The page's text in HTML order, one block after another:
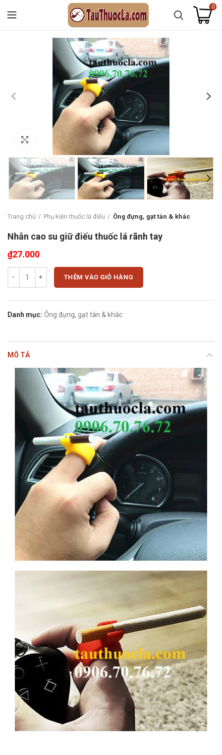
0
Trang chủ Phụ kiện thuốc lá điếu Ông đựng, gạt tàn & khác
Nhẫn cao su giữ điếu thuốc lá rãnh tay
₫27.000
Nhẫn cao su giữ điếu thuốc lá rãnh tay số lượng
THÊM VÀO GIỎ HÀNG
Danh mục: Ông đựng, gạt tàn & khác
MÔ TẢ